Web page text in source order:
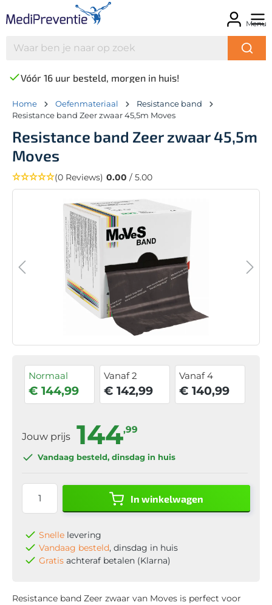
Menu
Vóór 16 uur besteld, morgen in huis!
Home Oefenmateriaal
Resistance band
Resistance band Zeer zwaar 45,5m Moves
Resistance band Zeer zwaar 45,5m
Moves
(0 Reviews) 0.00 / 5.00
Normaal
€ 144,99
Vanaf 2
€ 142,99
Vanaf 4
€ 140,99
Jouw prijs 144,99
Vandaag besteld, dinsdag in huis
In winkelwagen
Snelle levering
Vandaag besteld, dinsdag in huis
Gratis achteraf betalen (Klarna)
Resistance band Zeer zwaar van Moves is perfect voor